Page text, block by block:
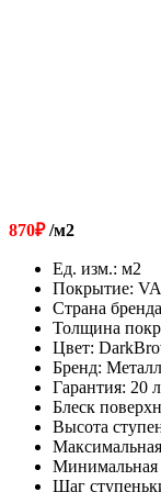
870₽/м2
Ед. изм.: м2
Покрытие:
Страна бренда
Толщина
Цвет:
Бренд:
Гарантия: 20
Блеск
Высота
Минимальная
Шаг